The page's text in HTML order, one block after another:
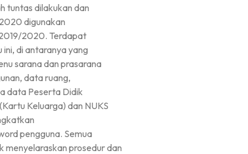
tuntas dilakukan dan
digunakan
2020. Terdapat
di antaranya yang
sarana dan prasarana
data ruang,
data Peserta Didik
Keluarga) dan NUKS
pengguna. Semua
menyelaraskan prosedur dan